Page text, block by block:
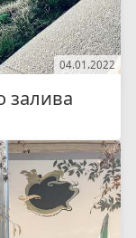
04.01.2022
залива